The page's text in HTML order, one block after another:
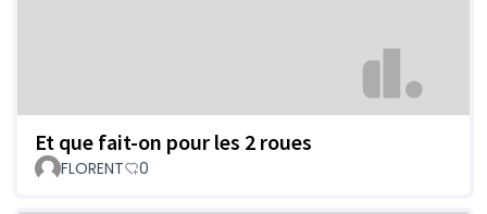
Et que fait-on pour les 2 roues
FLORENT 0